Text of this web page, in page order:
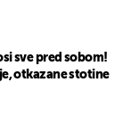
sve pred sobom!
otkazane stotine